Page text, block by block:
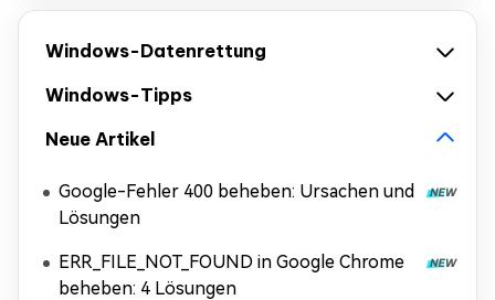
Windows-Datenrettung
Windows-Tipps
Neue Artikel
Google-Fehler 400 beheben: Ursachen und
Lösungen
ERR_FILE_NOT_FOUND in Google Chrome
beheben: 4 Lösungen